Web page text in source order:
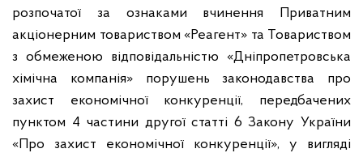
розпочатої за ознаками вчинення Приватним
акціонерним товариством «Реагент» та Товариством
з обмеженою відповідальністю «Дніпропетровська
хімічна компанія» порушень законодавства про
захист економічної конкуренції, передбачених
пунктом 4 частини другої статті 6 Закону України
«Про захист економічної конкуренції», у вигляді